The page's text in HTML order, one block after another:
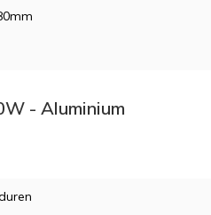
- Aluminium